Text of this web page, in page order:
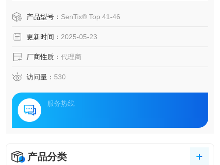
产品型号： SenTix® Top 41-46
更新时间： 2025-05-23
厂商性质： 代理商
访问量： 530
服务热线
产品分类